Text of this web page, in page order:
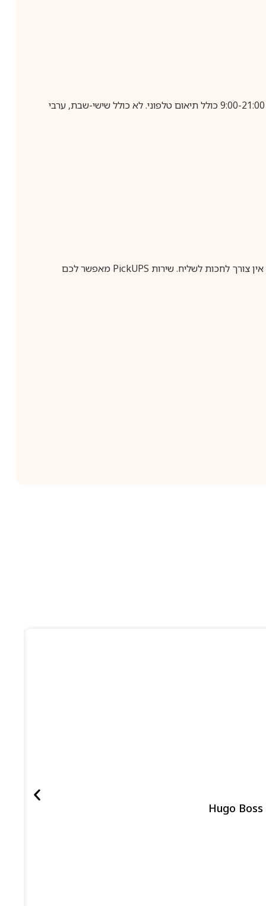
בביצוע הזמנה עד השעה 10:00 בימים א-ה, קבלת המשלוח תבוצע עד חמישה ימי עסקים מיום שלאחר ביצוע ההזמנה, בין השעות 9:00-21:00 כולל תיאום טלפוני. לא כולל שישי-שבת, ערבי
צורך לחכות לשליח. שירות PickUPS מאפשר לכם